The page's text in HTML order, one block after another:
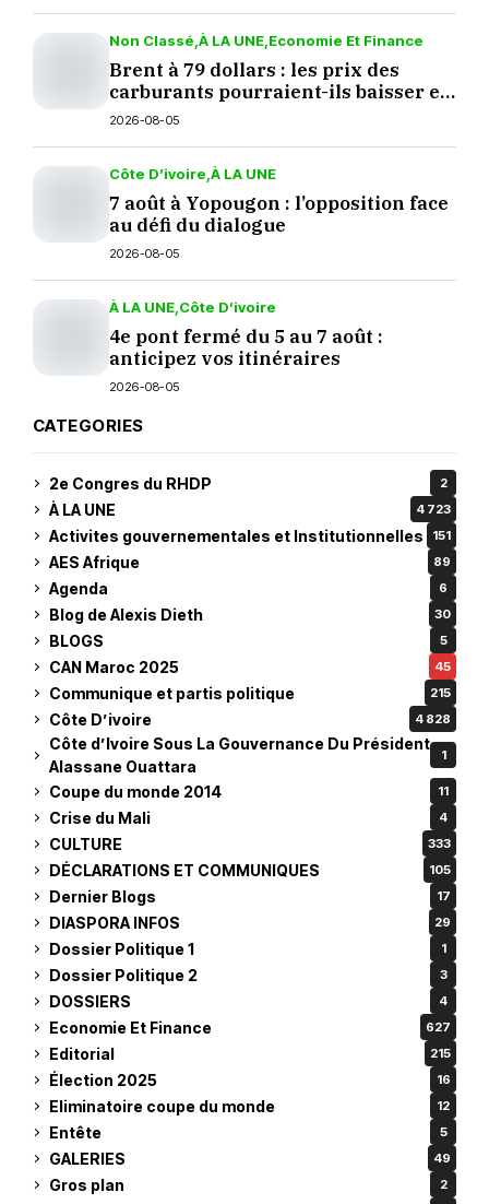
Non Classé À LA UNE Economie Et Finance
Brent à 79 dollars : les prix des
carburants pourraient-ils baisser en
septembre ?
2026-08-05
Côte D’ivoire À LA UNE
7 août à Yopougon : l’opposition face
au défi du dialogue
2026-08-05
À LA UNE Côte D’ivoire
4e pont fermé du 5 au 7 août :
anticipez vos itinéraires
2026-08-05
CATEGORIES
2e Congres du RHDP 2
À LA UNE 4 723
Activites gouvernementales et Institutionnelles 151
AES Afrique 89
Agenda 6
Blog de Alexis Dieth 30
BLOGS 5
CAN Maroc 2025 45
Communique et partis politique 215
Côte D’ivoire 4 828
Côte d’Ivoire Sous La Gouvernance Du Président
Alassane Ouattara
1
Coupe du monde 2014 11
Crise du Mali 4
CULTURE 333
DÉCLARATIONS ET COMMUNIQUES 105
Dernier Blogs 17
DIASPORA INFOS 29
Dossier Politique 1 1
Dossier Politique 2 3
DOSSIERS 4
Economie Et Finance 627
Editorial 215
Élection 2025 16
Eliminatoire coupe du monde 12
Entête 5
GALERIES 49
Gros plan 2